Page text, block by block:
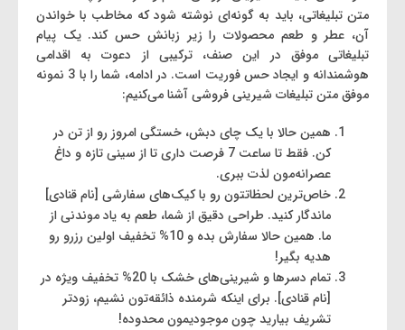
متن تبلیغاتی، باید به گونه‌ای نوشته شود که مخاطب با خواندن
آن، عطر و طعم محصولات را زیر زبانش حس کند. یک پیام
تبلیغاتی موفق در این صنف، ترکیبی از دعوت به اقدامی
هوشمندانه و ایجاد حس فوریت است. در ادامه، شما را با 3 نمونه
موفق‌ متن تبلیغات شیرینی ‌فروشی آشنا می‌کنیم:
همین حالا با یک چای دبش، خستگی امروز رو از تن در
کن. فقط تا ساعت 7 فرصت داری تا از سینی تازه و داغ
عصرانه‌مون لذت ببری.
خاص‌ترین لحظاتتون رو با کیک‌های سفارشی [نام قنادی]
ماندگار کنید. طراحی دقیق از شما، طعم به یاد موندنی از
ما. همین حالا سفارش بده و 10% تخفیف اولین رزرو رو
هدیه بگیر!
تمام دسرها و شیرینی‌های خشک با 20% تخفیف ویژه در
[نام قنادی]. برای اینکه شرمنده ذائقه‌تون نشیم، زودتر
تشریف بیارید چون موجودیمون محدوده!